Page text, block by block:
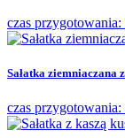
czas
Sałatka ziemniaczana
czas